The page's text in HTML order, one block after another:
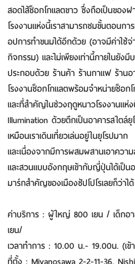
สอดไส้ช็อกโกแลตขาว ซึ่งถือเป็นของ
โรงงานแห่งนี้เราสามารถชมขั้นตอนกา
อปการทำขนมได้อีกด้วย (อาจมีค่าใช้จ่
กิจกรรม) และไม่เพียงเท่านี้ภายในยัง
ประกอบด้วย ร้านค้า ร้านกาแฟ ร้าน
โรงงานช็อกโกแลตพร้อมจำหน่ายช็อก
และที่สำคัญในช่วงฤดูหนาวโรงงานแห่
Illumination ด้วยตึกเป็นอาคารสไตล์
เหมือนเราเดินเที่ยวเล่นอยู่ในยุโรปมาก
และเนื่องจากมีการผสมผสานเอาคว
และสวนแบบอังกฤษเข้ากับญี่ปุ่นได้เป็
มาร์กสำคัญของเมืองซัปโปโรเลยก็ว่าได้
ค่าบริการ : ผู้ใหญ่ 800 เยน / เด็กอ
เยน/
เวลาทำการ : 10.00 น.- 19.00น. (เข้